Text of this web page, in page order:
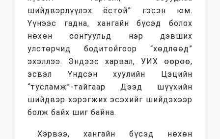
шийдвэрлүүлэх ёстой” гэсэн юм.
Үүнээс гадна, хангайн бүсэд болох
нөхөн сонгуульд нэр дэвших
улстөрчид бодитойгоор “хөдлөөд”
эхэллээ. Эндээс харвал, УИХ өөрөө,
эсвэл Үндсэн хуулийн Цэцийн
“тусламж”-тайгаар Дээд шүүхийн
шийдвэр хэрэгжих эсэхийг шийдэхээр
болж байх шиг байна.
Хэрвээ, хангайн бүсэд нөхөн